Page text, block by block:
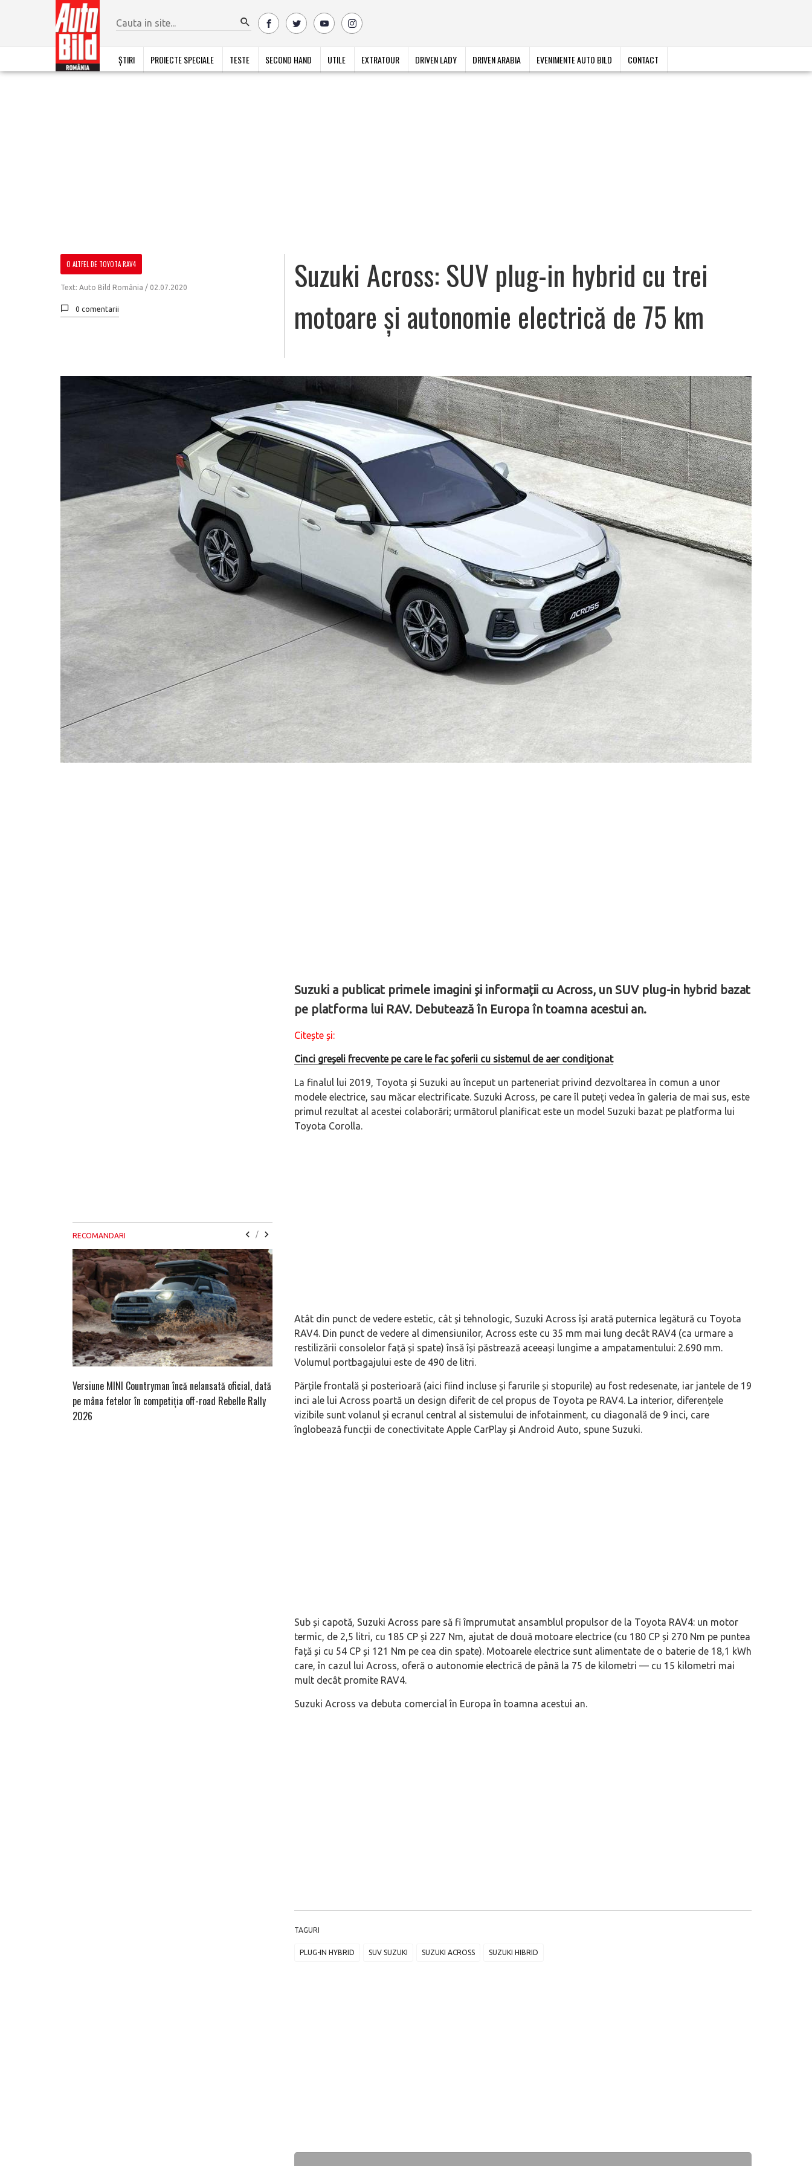
ȘTIRI PROIECTE SPECIALE TESTE SECOND HAND UTILE EXTRATOUR DRIVEN LADY DRIVEN ARABIA EVENIMENTE AUTO BILD CONTACT
O ALTFEL DE TOYOTA RAV4
Text: Auto Bild România / 02.07.2020
0 comentarii
Suzuki Across: SUV plug-in hybrid cu trei
motoare și autonomie electrică de 75 km
Suzuki a publicat primele imagini și informații cu Across, un SUV plug-in hybrid bazat
pe platforma lui RAV. Debutează în Europa în toamna acestui an.
Citește și:
Cinci greșeli frecvente pe care le fac șoferii cu sistemul de aer condiționat
La finalul lui 2019, Toyota și Suzuki au început un parteneriat privind dezvoltarea în comun a unor
modele electrice, sau măcar electrificate. Suzuki Across, pe care îl puteți vedea în galeria de mai sus, este
primul rezultat al acestei colaborări; următorul planificat este un model Suzuki bazat pe platforma lui
Toyota Corolla.
Atât din punct de vedere estetic, cât și tehnologic, Suzuki Across își arată puternica legătură cu Toyota
RAV4. Din punct de vedere al dimensiunilor, Across este cu 35 mm mai lung decât RAV4 (ca urmare a
restilizării consolelor față și spate) însă își păstrează aceeași lungime a ampatamentului: 2.690 mm.
Volumul portbagajului este de 490 de litri.
Părțile frontală și posterioară (aici fiind incluse și farurile și stopurile) au fost redesenate, iar jantele de 19
inci ale lui Across poartă un design diferit de cel propus de Toyota pe RAV4. La interior, diferențele
vizibile sunt volanul și ecranul central al sistemului de infotainment, cu diagonală de 9 inci, care
înglobează funcții de conectivitate Apple CarPlay și Android Auto, spune Suzuki.
Sub și capotă, Suzuki Across pare să fi împrumutat ansamblul propulsor de la Toyota RAV4: un motor
termic, de 2,5 litri, cu 185 CP și 227 Nm, ajutat de două motoare electrice (cu 180 CP și 270 Nm pe puntea
față și cu 54 CP și 121 Nm pe cea din spate). Motoarele electrice sunt alimentate de o baterie de 18,1 kWh
care, în cazul lui Across, oferă o autonomie electrică de până la 75 de kilometri — cu 15 kilometri mai
mult decât promite RAV4.
Suzuki Across va debuta comercial în Europa în toamna acestui an.
TAGURI
PLUG-IN HYBRID SUV SUZUKI SUZUKI ACROSS SUZUKI HIBRID
RECOMANDARI /
Versiune MINI Countryman încă nelansată oficial, dată
pe mâna fetelor în competiția off-road Rebelle Rally
2026
Pentru cine știe ceva avioane, numele Hennessey
Blackbird va suna ca un apropo. Unul pertinent, de
altfel!
Prima sportivă cu motor central a mărcii, omagiată
de noua ediție limitată Lamborghini Revuelto Miura
60° Hommage
Dacă viața e „heavy duty”, măcar
mai buni!